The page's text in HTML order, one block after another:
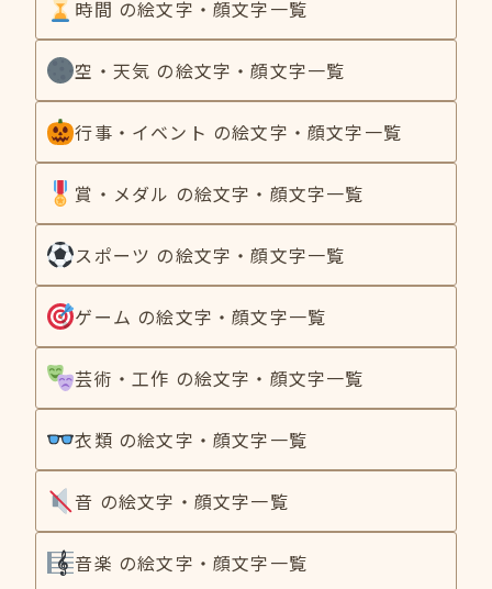
時間 の絵文字・顔文字一覧
空・天気 の絵文字・顔文字一覧
行事・イベント の絵文字・顔文字一覧
賞・メダル の絵文字・顔文字一覧
スポーツ の絵文字・顔文字一覧
ゲーム の絵文字・顔文字一覧
芸術・工作 の絵文字・顔文字一覧
衣類 の絵文字・顔文字一覧
音 の絵文字・顔文字一覧
音楽 の絵文字・顔文字一覧